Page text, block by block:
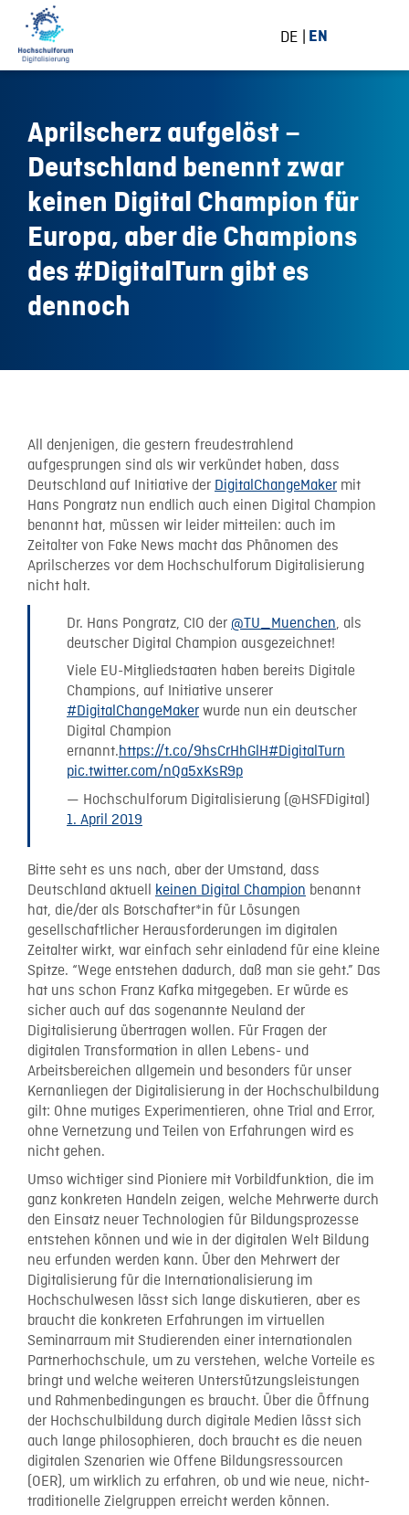
DE EN
Aprilscherz aufgelöst –
Deutschland benennt zwar
keinen Digital Champion für
Europa, aber die Champions
des #DigitalTurn gibt es
dennoch
All denjenigen, die gestern freudestrahlend
aufgesprungen sind als wir verkündet haben, dass
Deutschland auf Initiative der DigitalChangeMaker mit
Hans Pongratz nun endlich auch einen Digital Champion
benannt hat, müssen wir leider mitteilen: auch im
Zeitalter von Fake News macht das Phänomen des
Aprilscherzes vor dem Hochschulforum Digitalisierung
nicht halt.
Dr. Hans Pongratz, CIO der @TU_Muenchen, als
deutscher Digital Champion ausgezeichnet!
Viele EU-Mitgliedstaaten haben bereits Digitale
Champions, auf Initiative unserer
#DigitalChangeMaker wurde nun ein deutscher
Digital Champion
ernannt.https://t.co/9hsCrHhGlH#DigitalTurn
pic.twitter.com/nQa5xKsR9p
— Hochschulforum Digitalisierung (@HSFDigital)
1. April 2019
Bitte seht es uns nach, aber der Umstand, dass
Deutschland aktuell keinen Digital Champion benannt
hat, die/der als Botschafter*in für Lösungen
gesellschaftlicher Herausforderungen im digitalen
Zeitalter wirkt, war einfach sehr einladend für eine kleine
Spitze. “Wege entstehen dadurch, daß man sie geht.” Das
hat uns schon Franz Kafka mitgegeben. Er würde es
sicher auch auf das sogenannte Neuland der
Digitalisierung übertragen wollen. Für Fragen der
digitalen Transformation in allen Lebens- und
Arbeitsbereichen allgemein und besonders für unser
Kernanliegen der Digitalisierung in der Hochschulbildung
gilt: Ohne mutiges Experimentieren, ohne Trial and Error,
ohne Vernetzung und Teilen von Erfahrungen wird es
nicht gehen.
Umso wichtiger sind Pioniere mit Vorbildfunktion, die im
ganz konkreten Handeln zeigen, welche Mehrwerte durch
den Einsatz neuer Technologien für Bildungsprozesse
entstehen können und wie in der digitalen Welt Bildung
neu erfunden werden kann. Über den Mehrwert der
Digitalisierung für die Internationalisierung im
Hochschulwesen lässt sich lange diskutieren, aber es
braucht die konkreten Erfahrungen im virtuellen
Seminarraum mit Studierenden einer internationalen
Partnerhochschule, um zu verstehen, welche Vorteile es
bringt und welche weiteren Unterstützungsleistungen
und Rahmenbedingungen es braucht. Über die Öffnung
der Hochschulbildung durch digitale Medien lässt sich
auch lange philosophieren, doch braucht es die neuen
digitalen Szenarien wie Offene Bildungsressourcen
(OER), um wirklich zu erfahren, ob und wie neue, nicht-
traditionelle Zielgruppen erreicht werden können.